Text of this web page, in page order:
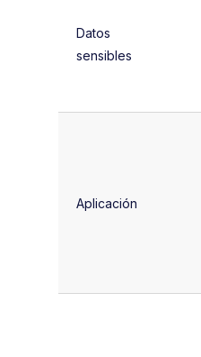
Datos
sensibles
Aplicación